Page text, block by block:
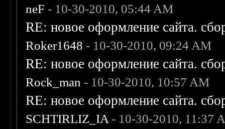
neF - 10-30-2010, 05:44 AM
RE: новое оформление сайта.
Roker1648 - 10-30-2010, 09:24 AM
RE: новое оформление сайта.
Rock_man - 10-30-2010, 10:57 AM
RE: новое оформление сайта.
SCHTIRLIZ_IA - 10-30-2010, 11:37